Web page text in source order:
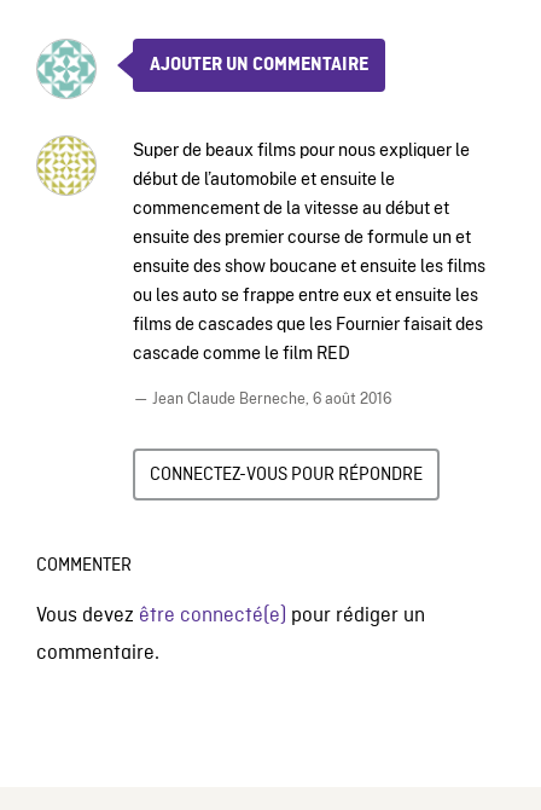
AJOUTER UN COMMENTAIRE
Super de beaux films pour nous expliquer le
début de l’automobile et ensuite le
commencement de la vitesse au début et
ensuite des premier course de formule un et
ensuite des show boucane et ensuite les films
ou les auto se frappe entre eux et ensuite les
films de cascades que les Fournier faisait des
cascade comme le film RED
— Jean Claude Berneche, 6 août 2016
CONNECTEZ-VOUS POUR RÉPONDRE
COMMENTER
Vous devez être connecté(e) pour rédiger un
commentaire.